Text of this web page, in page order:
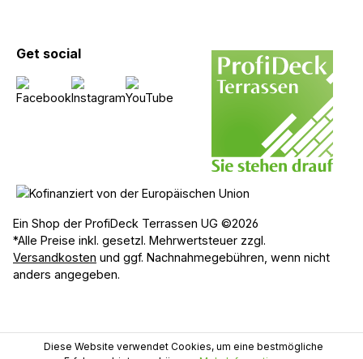
Get social
Ein Shop der ProfiDeck Terrassen UG ©2026
*Alle Preise inkl. gesetzl. Mehrwertsteuer zzgl.
Versandkosten und ggf. Nachnahmegebühren, wenn nicht
anders angegeben.
Diese Website verwendet Cookies, um eine bestmögliche